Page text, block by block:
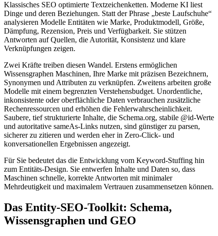
Klassisches SEO optimierte Textzeichenketten. Moderne KI liest
Dinge und deren Beziehungen. Statt der Phrase „beste Laufschuhe“
analysieren Modelle Entitäten wie Marke, Produktmodell, Größe,
Dämpfung, Rezension, Preis und Verfügbarkeit. Sie stützen
Antworten auf Quellen, die Autorität, Konsistenz und klare
Verknüpfungen zeigen.
Zwei Kräfte treiben diesen Wandel. Erstens ermöglichen
Wissensgraphen Maschinen, Ihre Marke mit präzisen Bezeichnern,
Synonymen und Attributen zu verknüpfen. Zweitens arbeiten große
Modelle mit einem begrenzten Verstehensbudget. Unordentliche,
inkonsistente oder oberflächliche Daten verbrauchen zusätzliche
Rechenressourcen und erhöhen die Fehlerwahrscheinlichkeit.
Saubere, tief strukturierte Inhalte, die Schema.org, stabile @id-Werte
und autoritative sameAs-Links nutzen, sind günstiger zu parsen,
sicherer zu zitieren und werden eher in Zero-Click- und
konversationellen Ergebnissen angezeigt.
Für Sie bedeutet das die Entwicklung vom Keyword-Stuffing hin
zum Entitäts-Design. Sie entwerfen Inhalte und Daten so, dass
Maschinen schnelle, korrekte Antworten mit minimaler
Mehrdeutigkeit und maximalem Vertrauen zusammensetzen können.
Das Entity-SEO-Toolkit: Schema,
Wissensgraphen und GEO